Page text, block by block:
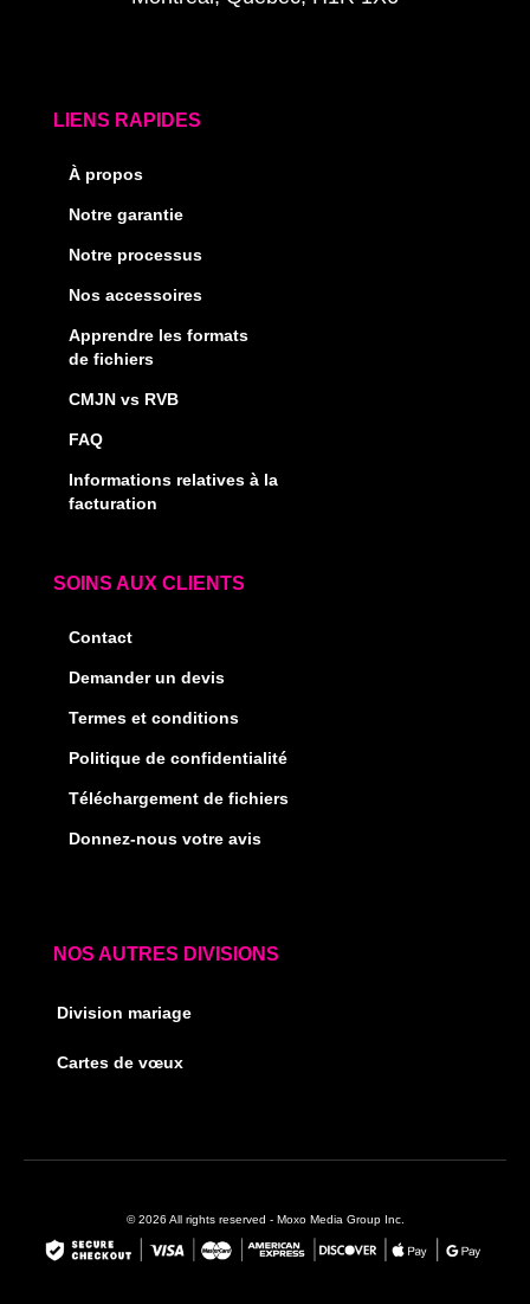
LIENS RAPIDES
À propos
Notre garantie
Notre processus
Nos accessoires
Apprendre les formats
de fichiers
CMJN vs RVB
FAQ
Informations relatives à la
facturation
SOINS AUX CLIENTS
Contact
Demander un devis
Termes et conditions
Politique de confidentialité
Téléchargement de fichiers
Donnez-nous votre avis
NOS AUTRES DIVISIONS
Division mariage
Cartes de vœux
© 2026 All rights reserved - Moxo Media Group Inc.